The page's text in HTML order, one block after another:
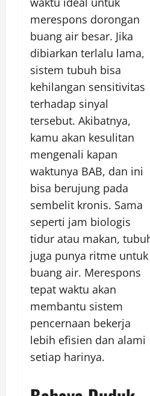
merespons dorongan
buang air besar. Jika
dibiarkan terlalu lama,
sistem tubuh bisa
kehilangan sensitivitas
terhadap sinyal
tersebut. Akibatnya,
kamu akan kesulitan
mengenali kapan
waktunya BAB, dan ini
bisa berujung pada
sembelit kronis. Sama
seperti jam biologis
tidur atau makan,
juga punya ritme untuk
buang air. Merespons
tepat waktu akan
membantu sistem
pencernaan bekerja
lebih efisien dan alami
setiap harinya.